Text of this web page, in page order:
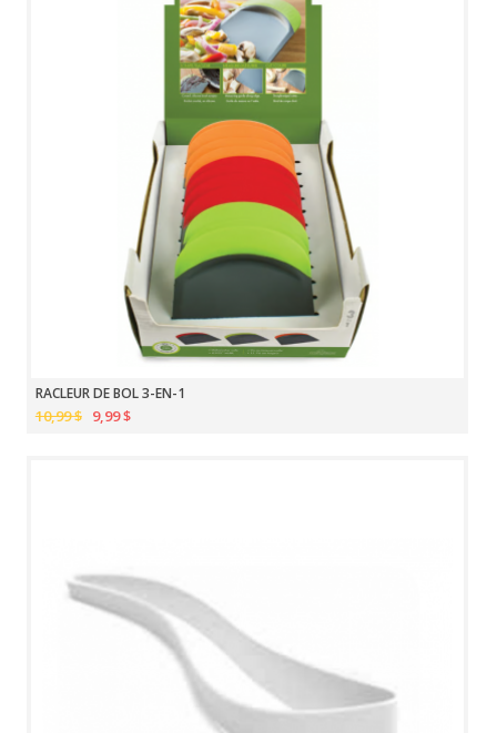
RACLEUR DE BOL 3-EN-1
10,99 $ 9,99 $